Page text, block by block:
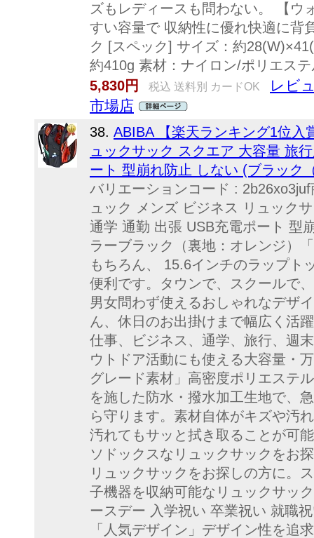
ズもレディースも問わない。 【ウ
すい容量で 収納性に優れ快適に背
ク [スペック] サイズ：約
約410g 素材：ナイロン/ポリエス
5,830円
税込 送料別 カードOK
レビ
市場店
38. ABIBA 【楽天ランキング1位入
ュックサック スクエア 大容量 旅
ート 型崩れ防止 しない (ブラック
バリエーションコード :
ュック メンズ ビジネス リュック
通学 通勤 出張 USB充電ポート 型
ラーブラック（裏地：オレンジ）
もちろん、 15.6インチのラップト
便利です。タウンで、スクールで
男女問わず使えるおしゃれなデザ
ん、休日のお出掛けまで幅広く活
仕事、ビジネス、通学、旅行、週
ウトドア活動にも使える大容量・
グレード素材」高密度ポリエステ
を施した防水・撥水加工生地で、
ら守ります。素材自体がキズや汚
汚れてもサッと拭き取ることが可
ソドックスなリュックサックをお
リュックサックをお探しの方に。
子機器を収納可能なリュックサッ
ースデー 入学祝い 卒業祝い 就職
「人気デザイン」デザイン性を追